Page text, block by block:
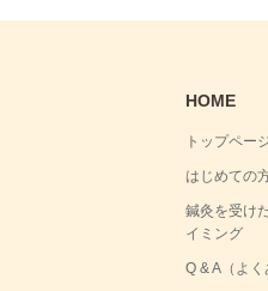
HOME
トップペー
はじめての
鍼灸を受け
イミング
Q & A（よく